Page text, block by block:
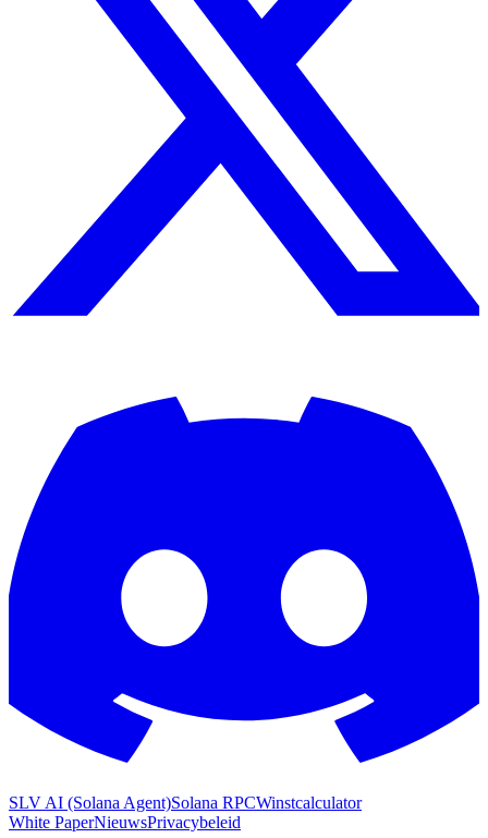
SLV AI (Solana Agent)Solana RPCWinstcalculator
White PaperNieuwsPrivacybeleid